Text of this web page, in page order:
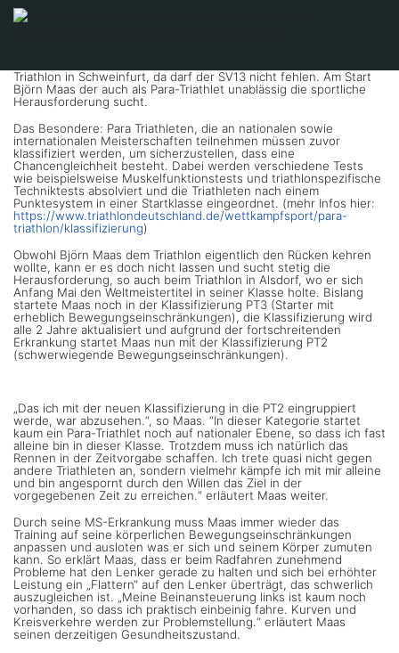
Triathlon in Schweinfurt, da darf der SV13 nicht fehlen. Am Start
Björn Maas der auch als Para-Triathlet unablässig die sportliche
Herausforderung sucht.
Das Besondere: Para Triathleten, die an nationalen sowie
internationalen Meisterschaften teilnehmen müssen zuvor
klassifiziert werden, um sicherzustellen, dass eine
Chancengleichheit besteht. Dabei werden verschiedene Tests
wie beispielsweise Muskelfunktionstests und triathlonspezifische
Techniktests absolviert und die Triathleten nach einem
Punktesystem in einer Startklasse eingeordnet. (mehr Infos hier:
https://www.triathlondeutschland.de/wettkampfsport/para-
triathlon/klassifizierung)
Obwohl Björn Maas dem Triathlon eigentlich den Rücken kehren
wollte, kann er es doch nicht lassen und sucht stetig die
Herausforderung, so auch beim Triathlon in Alsdorf, wo er sich
Anfang Mai den Weltmeistertitel in seiner Klasse holte. Bislang
startete Maas noch in der Klassifizierung PT3 (Starter mit
erheblich Bewegungseinschränkungen), die Klassifizierung wird
alle 2 Jahre aktualisiert und aufgrund der fortschreitenden
Erkrankung startet Maas nun mit der Klassifizierung PT2
(schwerwiegende Bewegungseinschränkungen).
„Das ich mit der neuen Klassifizierung in die PT2 eingruppiert
werde, war abzusehen.“, so Maas. “In dieser Kategorie startet
kaum ein Para-Triathlet noch auf nationaler Ebene, so dass ich fast
alleine bin in dieser Klasse. Trotzdem muss ich natürlich das
Rennen in der Zeitvorgabe schaffen. Ich trete quasi nicht gegen
andere Triathleten an, sondern vielmehr kämpfe ich mit mir alleine
und bin angespornt durch den Willen das Ziel in der
vorgegebenen Zeit zu erreichen.“ erläutert Maas weiter.
Durch seine MS-Erkrankung muss Maas immer wieder das
Training auf seine körperlichen Bewegungseinschränkungen
anpassen und ausloten was er sich und seinem Körper zumuten
kann. So erklärt Maas, dass er beim Radfahren zunehmend
Probleme hat den Lenker gerade zu halten und sich bei erhöhter
Leistung ein „Flattern“ auf den Lenker überträgt, das schwerlich
auszugleichen ist. „Meine Beinansteuerung links ist kaum noch
vorhanden, so dass ich praktisch einbeinig fahre. Kurven und
Kreisverkehre werden zur Problemstellung.“ erläutert Maas
seinen derzeitigen Gesundheitszustand.